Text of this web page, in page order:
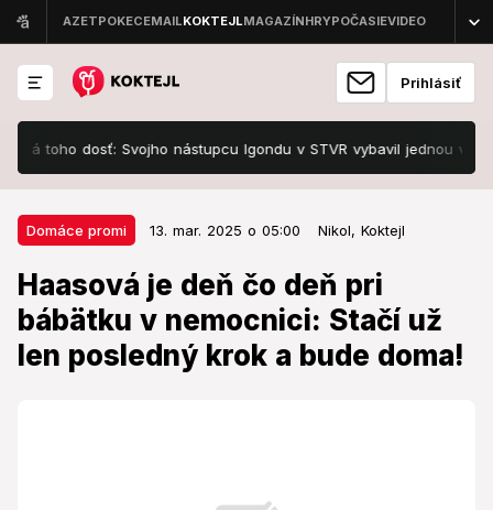
Prihlásiť
dosť: Svojho nástupcu Igondu v STVR vybavil jednou vetou
Domáce promi 13. mar. 2025 o 05:00 Nikol, Koktejl
Haasová je deň čo deň pri
bábätku v nemocnici: Stačí už
len posledný krok a bude doma!
Domáce promi 13. mar. 2025 o 05:00
Haasová je deň čo deň pri bábätku
v nemocnici: Stačí už len posledný
krok a bude doma!